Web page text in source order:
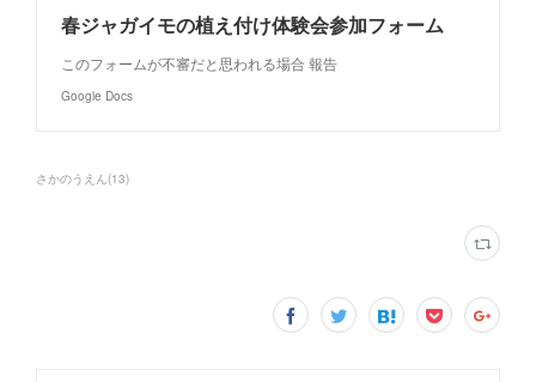
春ジャガイモの植え付け体験会参加フォーム
このフォームが不審だと思われる場合 報告
Google Docs
さかのうえん(13)